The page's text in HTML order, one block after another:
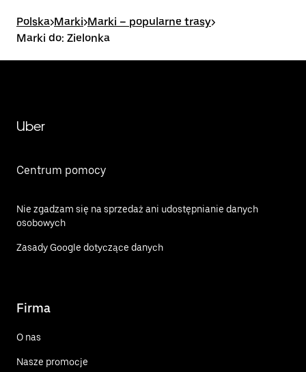
Polska>Marki>Marki – popularne trasy>
Marki do: Zielonka
Uber
Centrum pomocy
Nie zgadzam się na sprzedaż ani udostępnianie danych
osobowych
Zasady Google dotyczące danych
Firma
O nas
Nasze promocje